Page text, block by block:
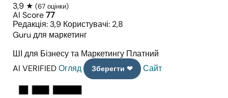
3,9 ★ (67 оцінки)
AI Score77
Редакція: 3,9 Користувачі: 2,8
Guru для маркетинг
ШІ для Бізнесу та Маркетингу Платний
AI VERIFIEDОгляд Зберегти ❤ Сайт